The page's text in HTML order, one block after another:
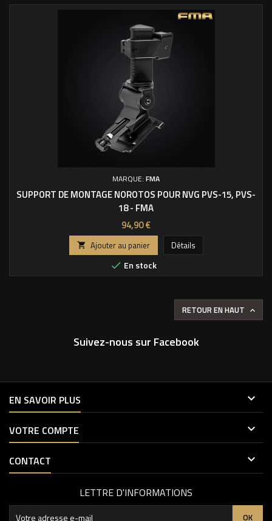
MARQUE: FMA
SUPPORT DE MONTAGE NOROTOS POUR NVG PVS-15, PVS-
18 - FMA
Prix
94,90 €
 Ajouter au panier
Détails
 En stock
RETOUR EN HAUT 
Suivez-nous sur Facebook
EN SAVOIR PLUS 
VOTRE COMPTE 
CONTACT 
LETTRE D'INFORMATIONS